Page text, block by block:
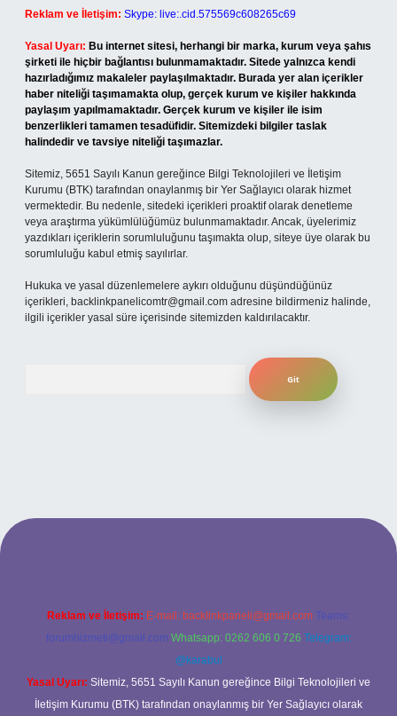
Reklam ve İletişim: Skype: live:.cid.575569c608265c69
Yasal Uyarı: Bu internet sitesi, herhangi bir marka, kurum veya şahıs
şirketi ile hiçbir bağlantısı bulunmamaktadır. Sitede yalnızca kendi
hazırladığımız makaleler paylaşılmaktadır. Burada yer alan içerikler
haber niteliği taşımamakta olup, gerçek kurum ve kişiler hakkında
paylaşım yapılmamaktadır. Gerçek kurum ve kişiler ile isim
benzerlikleri tamamen tesadüfidir. Sitemizdeki bilgiler taslak
halindedir ve tavsiye niteliği taşımazlar.
Sitemiz, 5651 Sayılı Kanun gereğince Bilgi Teknolojileri ve İletişim
Kurumu (BTK) tarafından onaylanmış bir Yer Sağlayıcı olarak hizmet
vermektedir. Bu nedenle, sitedeki içerikleri proaktif olarak denetleme
veya araştırma yükümlülüğümüz bulunmamaktadır. Ancak, üyelerimiz
yazdıkları içeriklerin sorumluluğunu taşımakta olup, siteye üye olarak bu
sorumluluğu kabul etmiş sayılırlar.
Hukuka ve yasal düzenlemelere aykırı olduğunu düşündüğünüz
içerikleri, backlinkpanelicomtr@gmail.com adresine bildirmeniz halinde,
ilgili içerikler yasal süre içerisinde sitemizden kaldırılacaktır.
güncel giriş
Reklam ve İletişim: E-mail: backlinkpaneli@gmail.com Teams:
forumhizmeti@gmail.com Whatsapp: 0262 606 0 726 Telegram:
@karabul
Yasal Uyarı: Sitemiz, 5651 Sayılı Kanun gereğince Bilgi Teknolojileri ve
İletişim Kurumu (BTK) tarafından onaylanmış bir Yer Sağlayıcı olarak